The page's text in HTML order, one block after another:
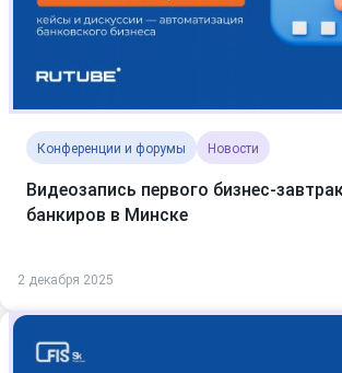
Конференции и форумы Новости
Видеозапись первого бизнес-
банкиров в Минске
2 декабря 2025